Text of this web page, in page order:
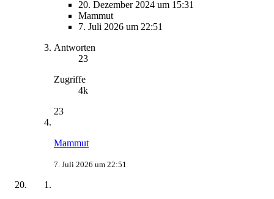
20. Dezember 2024 um 15:31
Mammut
7. Juli 2026 um 22:51
Antworten
23
Zugriffe
4k
23
Mammut
7. Juli 2026 um 22:51